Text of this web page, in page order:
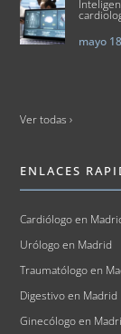
mayo
Ver todas ›
ENLACES
Cardiólogo en
Urólogo en Madrid
Traumatólogo en
Digestivo en Madrid
Ginecólogo en